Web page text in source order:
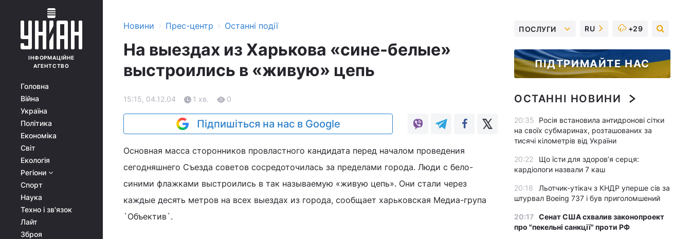
ІНФОРМАЦІЙНЕ
АГЕНТСТВО
Головна
Війна
Україна
Політика
Економіка
Світ
Екологія
Регіони
Спорт
Наука
Техно і зв'язок
Лайт
Зброя
Новини › Прес-центр › Останні події
На выездах из Харькова «сине-белые»
выстроились в «живую» цепь
15:15, 04.12.04 1 хв. 0
Підпишіться на нас в Google
Основная масса сторонников провластного кандидата перед началом проведения
сегодняшнего Съезда советов сосредоточилась за пределами города. Люди с бело-
синими флажками выстроились в так называемую «живую цепь». Они стали через
каждые десять метров на всех выездах из города, сообщает харьковская Медиа-група
`Объектив`.
ПОСЛУГИ RU +29
ПІДТРИМАЙТЕ НАС
ОСТАННІ НОВИНИ
20:35
Росія встановила антидронові сітки
на своїх субмаринах, розташованих за
тисячі кілометрів від України
20:22
Що їсти для здоров’я серця:
кардіологи назвали 7 каш
20:18
Льотчик-утікач з КНДР уперше сів за
штурвал Boeing 737 і був приголомшений
20:17 Сенат США схвалив законопроект
про "пекельні санкції" проти РФ